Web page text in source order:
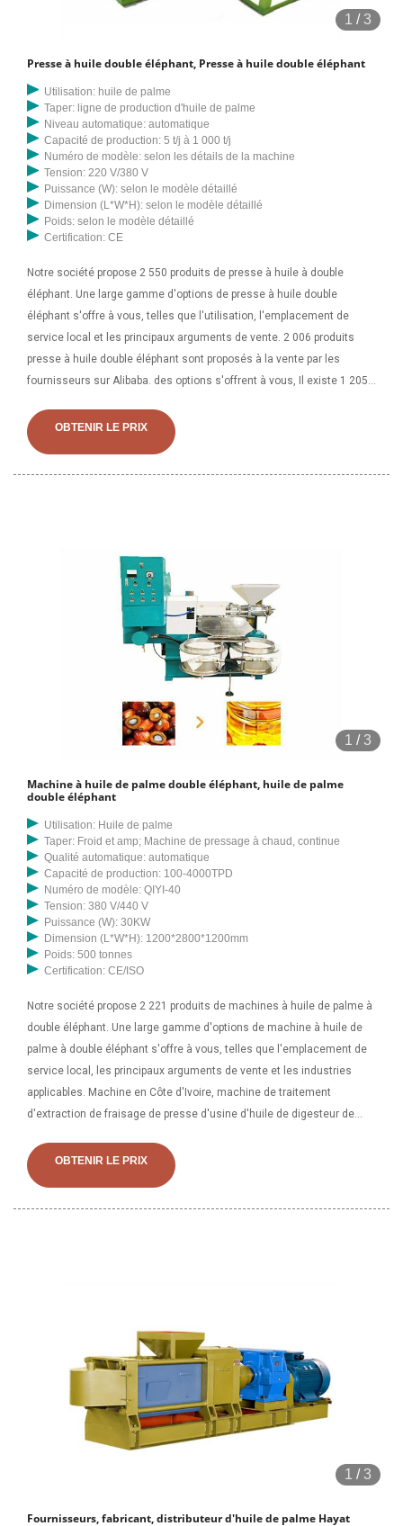
1 /3
Presse à huile double éléphant, Presse à huile double éléphant
Utilisation: huile de palme
Taper: ligne de production d'huile de palme
Niveau automatique: automatique
Capacité de production: 5 t/j à 1 000 t/j
Numéro de modèle: selon les détails de la machine
Tension: 220 V/380 V
Puissance (W): selon le modèle détaillé
Dimension (L*W*H): selon le modèle détaillé
Poids: selon le modèle détaillé
Certification: CE
Notre société propose 2 550 produits de presse à huile à double
éléphant. Une large gamme d'options de presse à huile double
éléphant s'offre à vous, telles que l'utilisation, l'emplacement de
service local et les principaux arguments de vente. 2 006 produits
presse à huile double éléphant sont proposés à la vente par les
fournisseurs sur Alibaba. des options s'offrent à vous, Il existe 1 205
principalement situés en Asie. Les principaux fournisseurs sont le La
Chine qui couvrent respectivement 100% des expéditions de presse à
OBTENIR LE PRIX
1 /3
Machine à huile de palme double éléphant, huile de palme
double éléphant
Utilisation: Huile de palme
Taper: Froid et amp; Machine de pressage à chaud, continue
Qualité automatique: automatique
Capacité de production: 100-4000TPD
Numéro de modèle: QIYI-40
Tension: 380 V/440 V
Puissance (W): 30KW
Dimension (L*W*H): 1200*2800*1200mm
Poids: 500 tonnes
Certification: CE/ISO
Notre société propose 2 221 produits de machines à huile de palme à
double éléphant. Une large gamme d'options de machine à huile de
palme à double éléphant s'offre à vous, telles que l'emplacement de
service local, les principaux arguments de vente et les industries
applicables. Machine en Côte d'Ivoire, machine de traitement
d'extraction de fraisage de presse d'usine d'huile de digesteur de
OBTENIR LE PRIX
1 /3
Fournisseurs, fabricant, distributeur d'huile de palme Hayat